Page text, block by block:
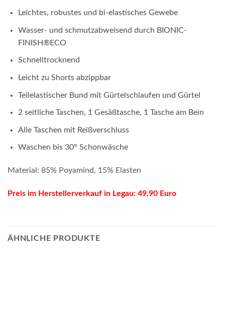
Leichtes, robustes und bi-elastisches Gewebe
Wasser- und schmutzabweisend durch BIONIC-
FINISH®ECO
Schnelltrocknend
Leicht zu Shorts abzippbar
Teilelastischer Bund mit Gürtelschlaufen und Gürtel
2 seitliche Taschen, 1 Gesäßtasche, 1 Tasche am Bein
Alle Taschen mit Reißverschluss
Waschen bis 30° Schonwäsche
Material: 85% Poyamind, 15% Elasten
Preis im Herstellerverkauf in Legau: 49,90 Euro
ÄHNLICHE PRODUKTE